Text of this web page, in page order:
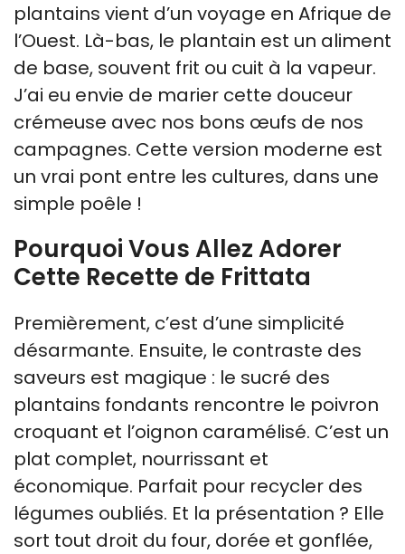
plantains vient d’un voyage en Afrique de
l’Ouest. Là-bas, le plantain est un aliment
de base, souvent frit ou cuit à la vapeur.
J’ai eu envie de marier cette douceur
crémeuse avec nos bons œufs de nos
campagnes. Cette version moderne est
un vrai pont entre les cultures, dans une
simple poêle !
Pourquoi Vous Allez Adorer
Cette Recette de Frittata
Premièrement, c’est d’une simplicité
désarmante. Ensuite, le contraste des
saveurs est magique : le sucré des
plantains fondants rencontre le poivron
croquant et l’oignon caramélisé. C’est un
plat complet, nourrissant et
économique. Parfait pour recycler des
légumes oubliés. Et la présentation ? Elle
sort tout droit du four, dorée et gonflée,